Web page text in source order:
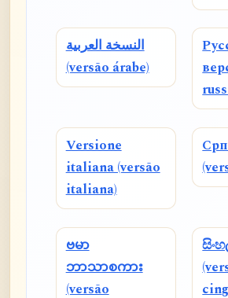
النسخة العربية
(versão árabe)
Versione
italiana (versão
italiana)
ဗမာ
ဘာသာစကား
(versão